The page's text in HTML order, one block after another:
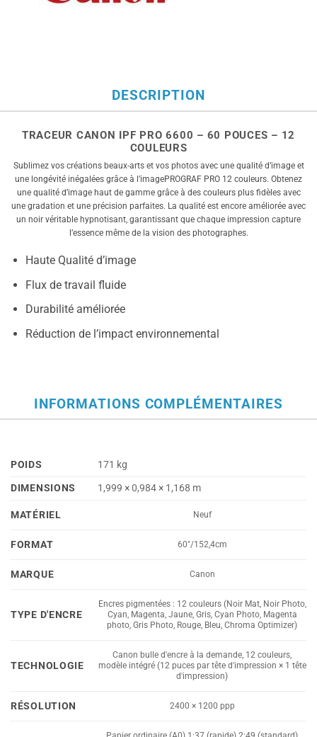
DESCRIPTION
TRACEUR CANON IPF PRO 6600 – 60 POUCES – 12
COULEURS
Sublimez vos créations beaux-arts et vos photos avec une qualité d’image et
une longévité inégalées grâce à l’imagePROGRAF PRO 12 couleurs. Obtenez
une qualité d’image haut de gamme grâce à des couleurs plus fidèles avec
une gradation et une précision parfaites. La qualité est encore améliorée avec
un noir véritable hypnotisant, garantissant que chaque impression capture
l’essence même de la vision des photographes.
Haute Qualité d’image
Flux de travail fluide
Durabilité améliorée
Réduction de l’impact environnemental
INFORMATIONS COMPLÉMENTAIRES
POIDS
171 kg
DIMENSIONS
1,999 × 0,984 × 1,168 m
MATÉRIEL Neuf
FORMAT 60"/152,4cm
MARQUE Canon
TYPE D'ENCRE
Encres pigmentées : 12 couleurs (Noir Mat, Noir Photo,
Cyan, Magenta, Jaune, Gris, Cyan Photo, Magenta
photo, Gris Photo, Rouge, Bleu, Chroma Optimizer)
TECHNOLOGIE
Canon bulle d'encre à la demande, 12 couleurs,
modèle intégré (12 puces par tête d'impression × 1 tête
d'impression)
RÉSOLUTION 2400 × 1200 ppp